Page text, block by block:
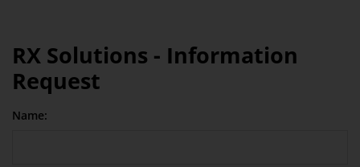
RX Solutions - Information
Request
Name: